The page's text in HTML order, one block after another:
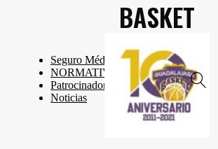
Seguro Médico
NORMATIVA 26-27
Patrocinadores
Noticias
BASKET